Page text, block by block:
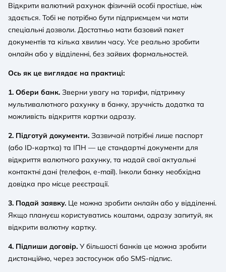
Відкрити валютний рахунок фізичній особі простіше, ніж
здається. Тобі не потрібно бути підприємцем чи мати
спеціальні дозволи. Достатньо мати базовий пакет
документів та кілька хвилин часу. Усе реально зробити
онлайн або у відділенні, без зайвих формальностей.
Ось як це виглядає на практиці:
1. Обери банк. Зверни увагу на тарифи, підтримку
мультивалютного рахунку в банку, зручність додатка та
можливість відкриття картки одразу.
2. Підготуй документи. Зазвичай потрібні лише паспорт
(або ID-картка) та ІПН — це стандартні документи для
відкриття валютного рахунку, та надай свої актуальні
контактні дані (телефон, e-mail). Інколи банку необхідна
довідка про місце реєстрації.
3. Подай заявку. Це можна зробити онлайн або у відділенні.
Якщо плануєш користуватись коштами, одразу запитуй, як
відкрити валютну картку.
4. Підпиши договір. У більшості банків це можна зробити
дистанційно, через застосунок або SMS-підпис.